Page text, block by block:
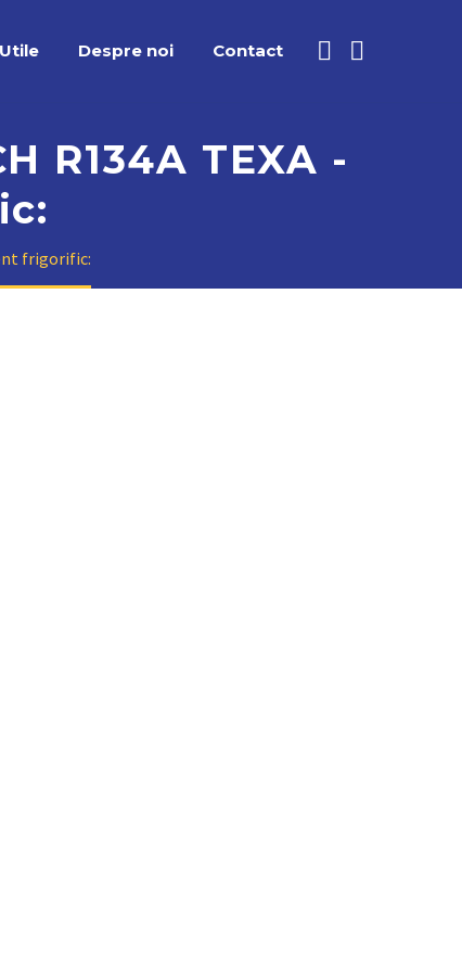
Utile Despre noi Contact
R134A TEXA -
frigorific: